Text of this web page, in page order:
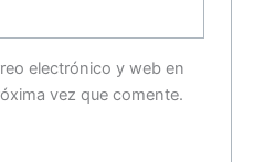
electrónico y web en
vez que comente.